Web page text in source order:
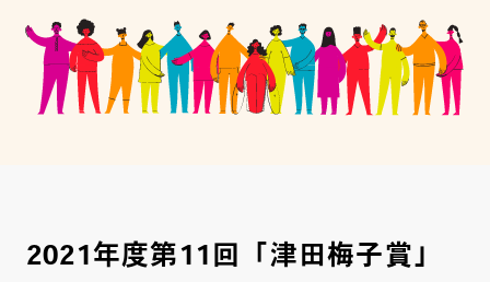
推進本部について
アクセス・お問い合わせ
2021年度第11回「津田梅子賞」